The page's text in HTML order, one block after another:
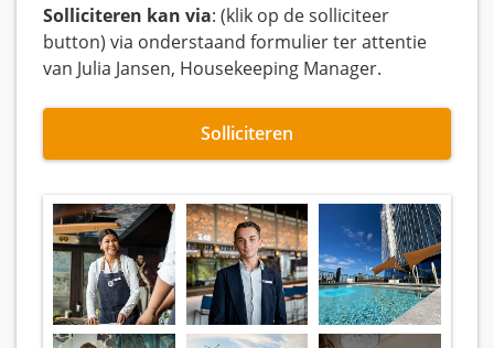
Solliciteren kan via: (klik op de solliciteer
button) via onderstaand formulier ter attentie
van Julia Jansen, Housekeeping Manager.
Solliciteren